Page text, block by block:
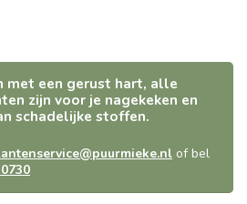
met een gerust hart, alle
zijn voor je nagekeken en
schadelijke stoffen.
of bel